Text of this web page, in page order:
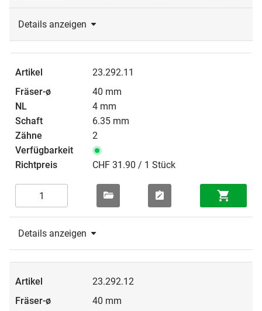
Details anzeigen
23.292.11
40 mm
4 mm
6.35 mm
2
CHF 31.90 / 1 Stück
Details anzeigen
23.292.12
40 mm